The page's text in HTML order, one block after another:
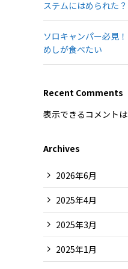
ステムにはめられた？
ソロキャンパー必見
めしが食べたい
Recent Comments
表示できるコメントは
Archives
2026年6月
2025年4月
2025年3月
2025年1月